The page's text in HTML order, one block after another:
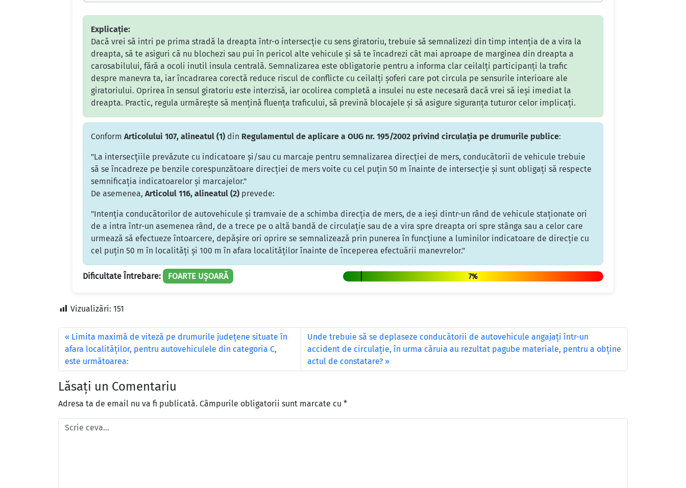
Explicație:
Dacă vrei să intri pe prima stradă la dreapta într-o intersecție cu sens giratoriu, trebuie să semnalizezi din timp intenția de a vira la
dreapta, să te asiguri că nu blochezi sau pui în pericol alte vehicule și să te încadrezi cât mai aproape de marginea din dreapta a
carosabilului, fără a ocoli inutil insula centrală. Semnalizarea este obligatorie pentru a informa clar ceilalți participanți la trafic
despre manevra ta, iar încadrarea corectă reduce riscul de conflicte cu ceilalți șoferi care pot circula pe sensurile interioare ale
giratoriului. Oprirea în sensul giratoriu este interzisă, iar ocolirea completă a insulei nu este necesară dacă vrei să ieși imediat la
dreapta. Practic, regula urmărește să mențină fluența traficului, să prevină blocajele și să asigure siguranța tuturor celor implicați.
Conform Articolului 107, alineatul (1)din Regulamentul de aplicare a OUG nr. 195/2002 privind circulația pe drumurile publice:
"La intersecțiile prevăzute cu indicatoare și/sau cu marcaje pentru semnalizarea direcției de mers, conducătorii de vehicule trebuie
să se încadreze pe benzile corespunzătoare direcției de mers voite cu cel puțin 50 m înainte de intersecție și sunt obligați să respecte
semnificația indicatoarelor și marcajelor."
De asemenea, Articolul 116, alineatul (2)prevede:
"Intenția conducătorilor de autovehicule și tramvaie de a schimba direcția de mers, de a ieși dintr-un rând de vehicule staționate ori
de a intra într-un asemenea rând, de a trece pe o altă bandă de circulație sau de a vira spre dreapta ori spre stânga sau a celor care
urmează să efectueze întoarcere, depășire ori oprire se semnalizează prin punerea în funcțiune a luminilor indicatoare de direcție cu
cel puțin 50 m în localități și 100 m în afara localităților înainte de începerea efectuării manevrelor."
Dificultate Întrebare: FOARTE UȘOARĂ 7%
Vizualizări: 151
Limita maximă de viteză pe drumurile judeţene situate în
afara localităţilor, pentru autovehiculele din categoria C,
este următoarea:
Unde trebuie să se deplaseze conducătorii de autovehicule angajaţi într-un
accident de circulaţie, în urma căruia au rezultat pagube materiale, pentru a obţine
actul de constatare?
Lăsați un Comentariu
Adresa ta de email nu va fi publicată. Câmpurile obligatorii sunt marcate cu *